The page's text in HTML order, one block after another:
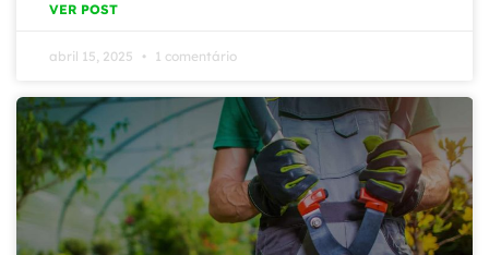
VER POST
abril 15, 2025 1 comentário